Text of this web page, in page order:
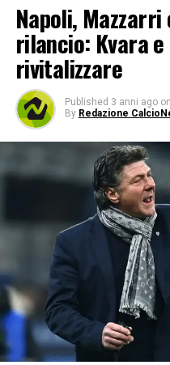
Napoli, Mazzarri
rilancio: Kvara e
rivitalizzare
Published 3 anni ago on
By Redazione